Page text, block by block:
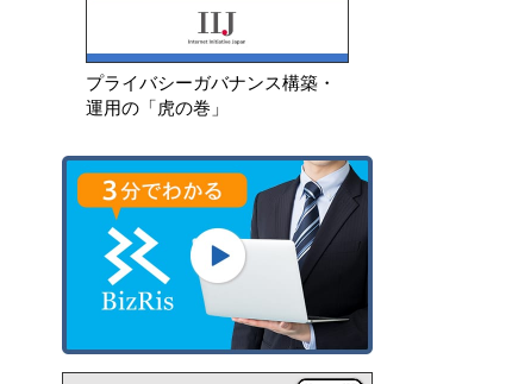
プライバシーガバナンス構築・
運用の「虎の巻」